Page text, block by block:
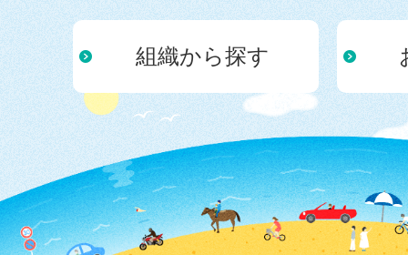
組織から探す